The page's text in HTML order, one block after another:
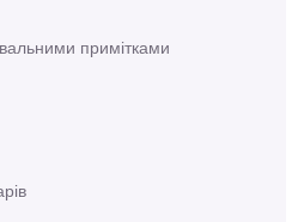
примітками